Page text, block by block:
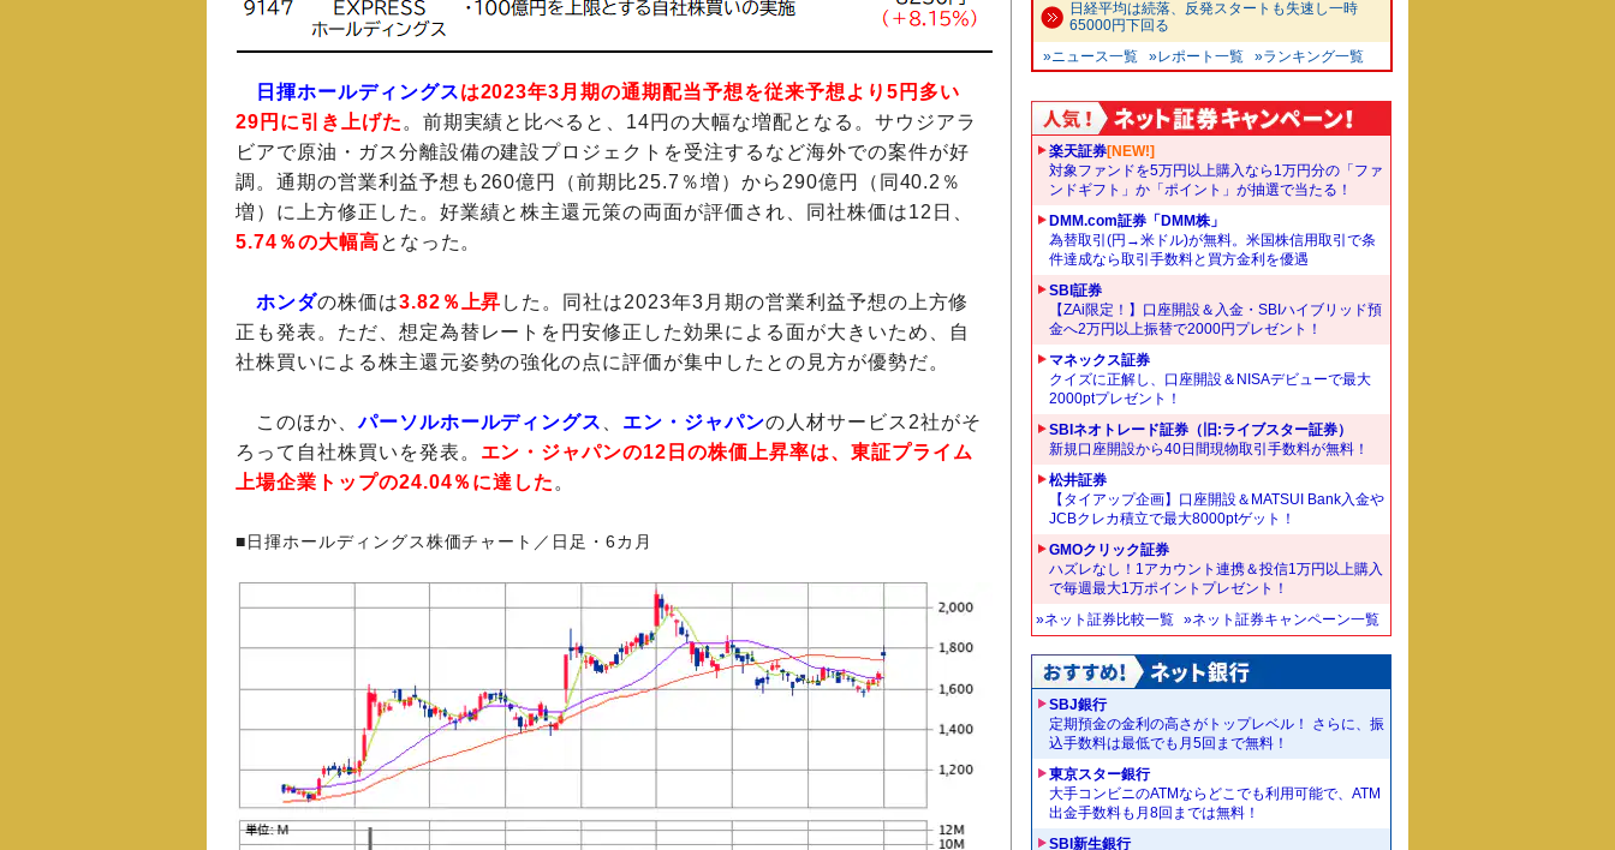
日揮ホールディングスは2023年3月期の通期配当予想を従来予想より5円多い
29円に引き上げた 。前期実績と比べると、14円の大幅な増配となる。サウジアラ
ビアで原油・ガス分離設備の建設プロジェクトを受注するなど海外での案件が好
調。通期の営業利益予想も260億円（前期比25.7％増）から290億円（同40.2％
増）に上方修正した。好業績と株主還元策の両面が評価され、同社株価は12日、
5.74％の大幅高となった。
ホンダの株価は3.82％上昇 した。同社は2023年3月期の営業利益予想の上方修
正も発表。ただ、想定為替レートを円安修正した効果による面が大きいため、自
社株買いによる株主還元姿勢の強化の点に評価が集中したとの見方が優勢だ。
このほか、パーソルホールディングス エン・ジャパンの人材サービス2社がそ
ろって自社株買いを発表。 エン・ジャパンの12日の株価上昇率は、東証プライム
上場企業トップの24.04％に達した 。
■日揮ホールディングス株価チャート／日足・6カ月
日経平均は続落、反発スタートも失速し一時
65000円下回る
»ニュース一覧
»レポート一覧 »ランキング一覧
楽天証券[NEW!]
対象ファンドを5万円以上購入なら1万円分の「ファ
ンドギフト」か「ポイント」が抽選で当たる！
DMM.com証券「DMM株」
為替取引(円→米ドル)が無料。米国株信用取引で条
件達成なら取引手数料と買方金利を優遇
SBI証券
【ZAi限定！】口座開設＆入金・SBIハイブリッド預
金へ2万円以上振替で2000円プレゼント！
マネックス証券
クイズに正解し、口座開設＆NISAデビューで最大
2000ptプレゼント！
SBIネオトレード証券（旧:ライブスター証券）
新規口座開設から40日間現物取引手数料が無料！
松井証券
【タイアップ企画】口座開設＆MATSUI Bank入金や
JCBクレカ積立で最大8000ptゲット！
GMOクリック証券
ハズレなし！1アカウント連携＆投信1万円以上購入
で毎週最大1万ポイントプレゼント！
»ネット証券比較一覧 »ネット証券キャンペーン一覧
SBJ銀行
定期預金の金利の高さがトップレベル！ さらに、振
込手数料は最低でも月5回まで無料！
東京スター銀行
大手コンビニのATMならどこでも利用可能で、ATM
出金手数料も月8回までは無料！
SBI新生銀行